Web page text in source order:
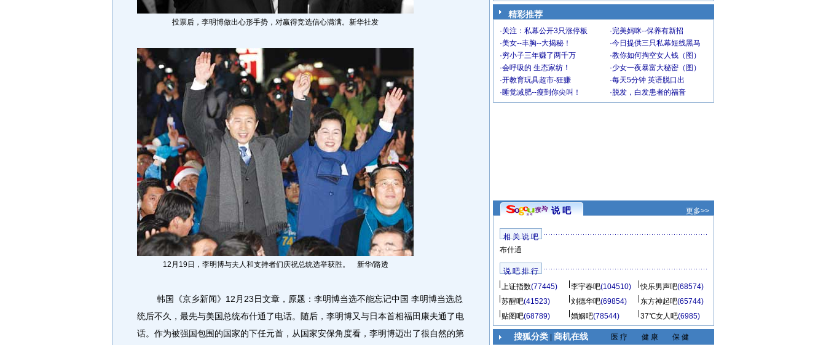
投票后，李明博做出心形手势，对赢得竞选信心满满。新华社发
12月19日，李明博与夫人和支持者们庆祝总统选举获胜。 新华/路透
韩国《京乡新闻》12月23日文章，原题：李明博当选不能忘记中国 李明博当选总
统后不久，最先与美国总统布什通了电话。随后，李明博又与日本首相福田康夫通了电
话。作为被强国包围的国家的下任元首，从国家安保角度看，李明博迈出了很自然的第
精彩推荐
·关注：私幕公开3只涨停板 ·完美妈咪--保养有新招
·美女--丰胸--大揭秘！ ·今日提供三只私幕短线黑马
·穷小子三年赚了两千万 ·教你如何掏空女人钱（图）
·会呼吸的 生态家纺！ ·少女一夜暴富大秘密（图）
·开教育玩具超市-狂赚 ·每天5分钟 英语脱口出
·睡觉减肥--瘦到你尖叫！ · 脱发，白发患者的福音
说 吧 更多>>
相 关 说 吧
布什通
说 吧 排 行
上证指数(77445) 李宇春吧(104510) 快乐男声吧(68574)
苏醒吧(41523) 刘德华吧(69854) 东方神起吧(65744)
贴图吧(68789) 婚姻吧(78544) 37℃女人吧(6985)
搜狐分类| 商机在线 医 疗 健 康 保 健